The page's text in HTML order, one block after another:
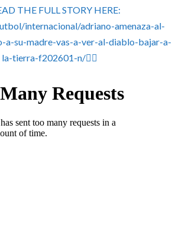
THE FULL STORY HERE:
internacional/adriano-amenaza-al-
a-su-madre-vas-a-ver-al-diablo-bajar-a-
la-tierra-f202601-n/👈🏽